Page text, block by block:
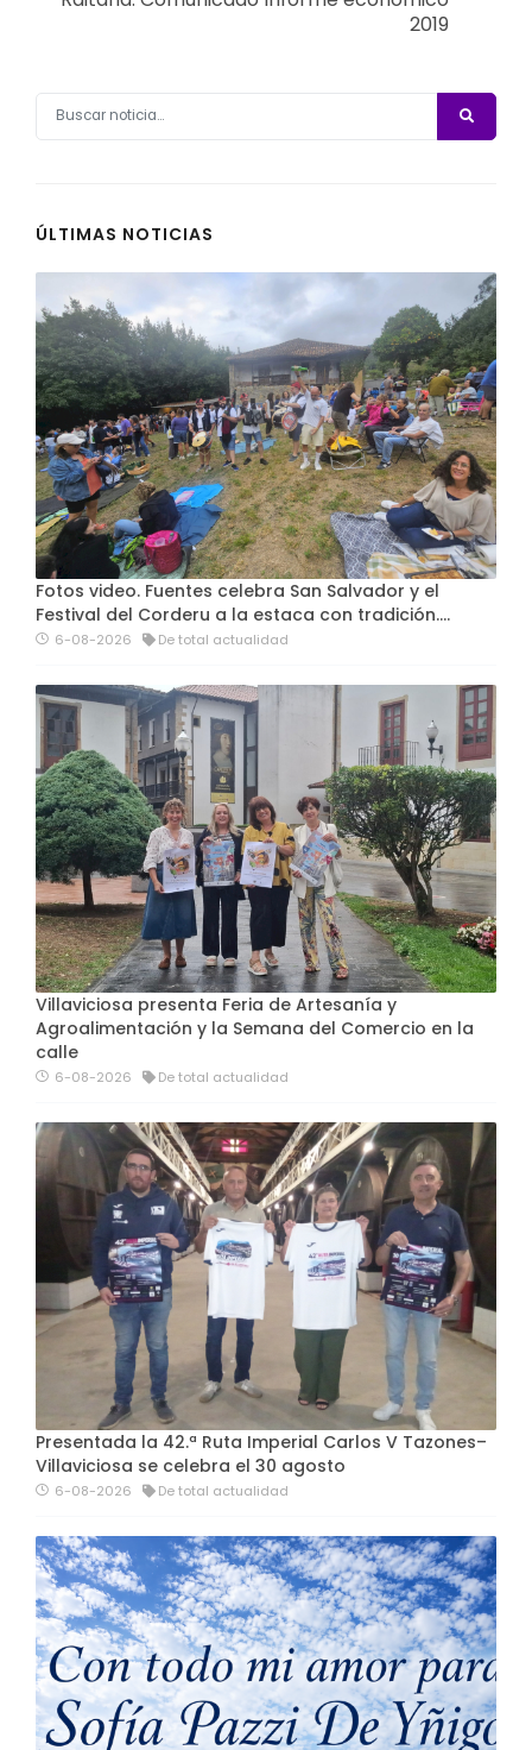
2019
ÚLTIMAS NOTICIAS
Fotos video. Fuentes celebra San Salvador y el
Festival del Corderu a la estaca con tradición....
6-08-2026 De total actualidad
Villaviciosa presenta Feria de Artesanía y
Agroalimentación y la Semana del Comercio en la
calle
6-08-2026 De total actualidad
Presentada la 42.ª Ruta Imperial Carlos V Tazones–
Villaviciosa se celebra el 30 agosto
6-08-2026 De total actualidad